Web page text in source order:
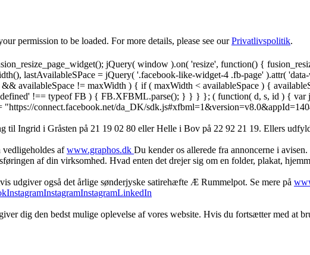
permission to be loaded. For more details, please see ourPrivatlivspolitik.
jQuery( window ).on( 'resize', function() {
lastAvailableSPace = jQuery( '.facebook-like-widget-4 .fb-page' ).attr(
&& availableSpace != maxWidth ) { if ( maxWidth < availableSpace ) {
!== typeof FB ) { FB.XFBML.parse(); } } } }; ( function( d, s, id ) {
"https://connect.facebook.net/da_DK/
til Ingrid i Gråsten på 21 19 02 80 ‬eller Helle i Bov på 22 92 21 19‬. Ellers
vedligeholdes afwww.graphos.dk Du kender os allerede fra annoncerne i avisen.
af din virksomhed. Hvad enten det drejer sig om en folder, plakat,
udgiver også det årlige sønderjyske satirehæfte Æ Rummelpot. Se mere på
InstagramInstagramInstagramLinkedIn
dig den bedst mulige oplevelse af vores website. Hvis du fortsætter med at